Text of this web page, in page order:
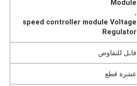
Module
,
speed controller module Voltage
Regulator
قابل للتفاوض
عشرة قطع